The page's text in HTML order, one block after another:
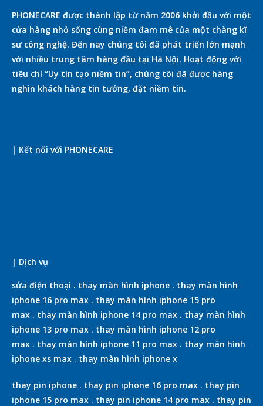
PHONECARE được thành lập từ năm 2006 khởi đầu với một
cửa hàng nhỏ sống cùng niềm đam mê của một chàng kĩ
sư công nghệ. Đến nay chúng tôi đã phát triển lớn mạnh
với nhiều trung tâm hàng đầu tại Hà Nội. Hoạt động với
tiêu chí “Uy tín tạo niềm tin”, chúng tôi đã được hàng
nghìn khách hàng tin tưởng, đặt niềm tin.
| Kết nối với PHONECARE
| Dịch vụ
sửa điện thoại . thay màn hình iphone . thay màn hình
iphone 16 pro max . thay màn hình iphone 15 pro
max . thay màn hình iphone 14 pro max . thay màn hình
iphone 13 pro max . thay màn hình iphone 12 pro
max . thay màn hình iphone 11 pro max . thay màn hình
iphone xs max . thay màn hình iphone x
thay pin iphone . thay pin iphone 16 pro max . thay pin
iphone 15 pro max . thay pin iphone 14 pro max . thay pin